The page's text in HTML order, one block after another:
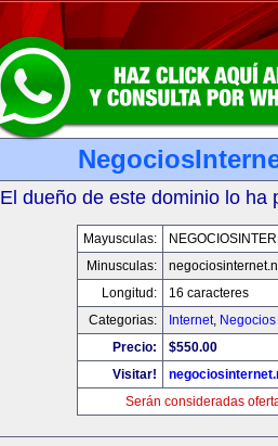
El dueño de este dominio lo ha
Mayusculas:
Minusculas:
Longitud:
16 caracteres
Categorias:
Internet, Negocios
Precio:
$550.00
Visitar!
Serán consideradas